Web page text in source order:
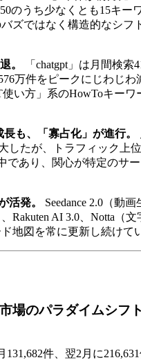
のうち少なくとも15キー
ズではなく構造的なシフ
。
「chatgpt」は月間検索
万件をピークにじわじわ
い方」系のHowToキーワ
も、「寡占化」が進行。
したが、トラフィック上
であり、関心が特定のサ
活発。
Seedance 2.0（動
Rakuten AI 3.0、Notta（文
地図を常に更新し続けて
場のパラダイムシフト
131,682件、翌2月に